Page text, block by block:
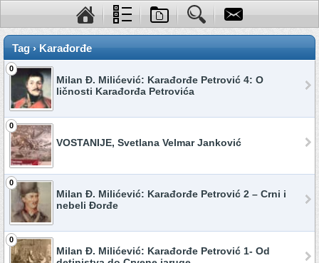
Tag › Karađorđe
0
Milan Đ. Milićević: Karađorđe Petrović 4: O
ličnosti Karađorđa Petrovića
0
VOSTANIJE, Svetlana Velmar Janković
0
Milan Đ. Milićević: Karađorđe Petrović 2 – Crni i
nebeli Đorđe
0
Milan Đ. Milićević: Karađorđe Petrović 1- Od